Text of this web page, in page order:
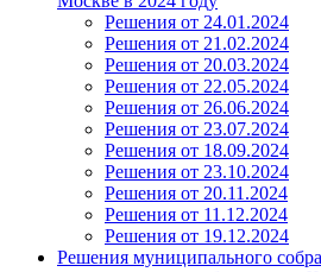
Решения от 24.01.2024
Решения от 21.02.2024
Решения от 20.03.2024
Решения от 22.05.2024
Решения от 26.06.2024
Решения от 23.07.2024
Решения от 18.09.2024
Решения от 23.10.2024
Решения от 20.11.2024
Решения от 11.12.2024
Решения от 19.12.2024
Решения муниципального